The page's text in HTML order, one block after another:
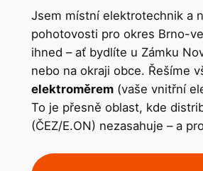
Jsem místní elektrotechnik a
pohotovosti pro okres Brno-
ihned – ať bydlíte u Zámku
nebo na okraji obce. Řešíme
elektroměrem(vaše vnitřní
To je přesně oblast, kde
(ČEZ/E.ON) nezasahuje – a